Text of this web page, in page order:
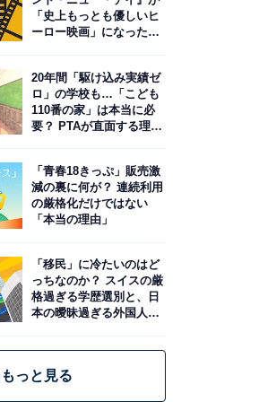
「史上もっとも優しいヒ
ーロー映画」になった理
20年間「駆け込み実績ゼ
ロ」の学校も…「こども
110番の家」は本当に必
要？ PTAが直面する理想
「青春18きっぷ」販売激
減の裏に何が？ 連続利用
の厳格化だけではない
「本当の理由」
「移民」に冷たいのはど
っちなのか？ スイスの厳
格過ぎる学歴選別と、日
本の曖昧過ぎる外国人政
っと見る